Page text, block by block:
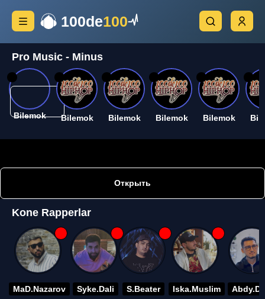
100de100
Pro Music - Minus
Bilemok Bilemok Bilemok Bilemok Bilemok
Открыть
Kone Rapperlar
MaD.Nazarov Syke.Dali S.Beater Iska.Muslim